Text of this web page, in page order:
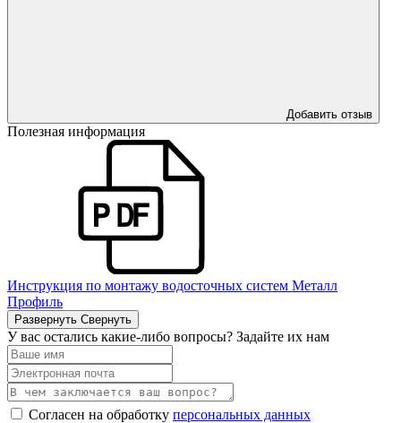
Добавить отзыв
Полезная информация
Инструкция по монтажу водосточных систем Металл
Профиль
Развернуть Свернуть
У вас остались какие-либо вопросы? Задайте их нам
Согласен на обработку персональных данных